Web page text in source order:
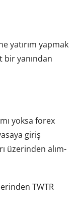
yatırım yapmak
bir yanından
yoksa forex
giriş
üzerinden alım-
TWTR